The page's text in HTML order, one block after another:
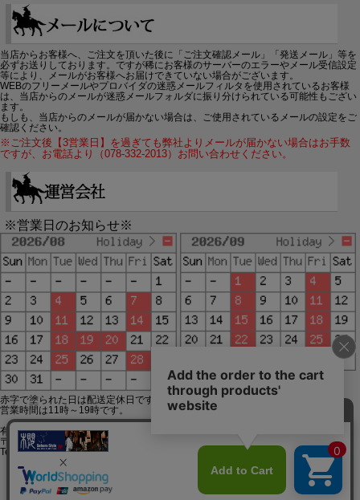
当店からお客様へ、ご注文を頂いた後に「ご注文確認メール」「発送メール」等を
必ずお送りしております。ですが稀にお客様のサーバーのエラーやメール受信設定
等により、メールがお客様へお届けできていない場合がございます。
WEBのフリーメールやプロバイダの迷惑メールフィルタを使用されているお客様
は、当店からのメールが迷惑メールフォルダに振り分けられている可能性もござい
ます。
もしも、当店からのメールが届かない場合は、ご使用されているメールの設定をご
確認ください。
※ご注文後【3営業日】を過ぎても弊社よりメールが届かない場合はお手数
ですが、お電話より（078-332-2013）お問い合わせください。
※営業日のお知らせ※
赤字で塗られた日は配送定休日です。
営業時間は11時～19時です。
有限会社ジップジップ SakuraStyle通販事業部
〒650-0021 神戸市中央区三宮町3-9-19イトウビル1,4F
Tel:078-332-2013 FAX:078-333-6644